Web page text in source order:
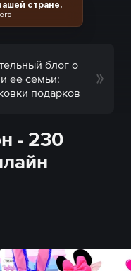
стране.
блог о
ее семьи:
подарков
- 230